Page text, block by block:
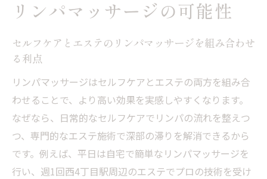
リンパマッサージの可能性
セルフケアとエステのリンパマッサージを組み合わせ
る利点
リンパマッサージはセルフケアとエステの両方を組み合
わせることで、より高い効果を実感しやすくなります。
なぜなら、日常的なセルフケアでリンパの流れを整えつ
つ、専門的なエステ施術で深部の滞りを解消できるから
です。例えば、平日は自宅で簡単なリンパマッサージを
行い、週1回西4丁目駅周辺のエステでプロの技術を受け